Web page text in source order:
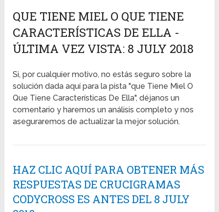
QUE TIENE MIEL O QUE TIENE
CARACTERÍSTICAS DE ELLA -
ÚLTIMA VEZ VISTA: 8 JULY 2018
Si, por cualquier motivo, no estás seguro sobre la
solución dada aquí para la pista "que Tiene Miel O
Que Tiene Características De Ella", déjanos un
comentario y haremos un análisis completo y nos
aseguraremos de actualizar la mejor solución.
HAZ CLIC AQUÍ PARA OBTENER MÁS
RESPUESTAS DE CRUCIGRAMAS
CODYCROSS ES ANTES DEL 8 JULY